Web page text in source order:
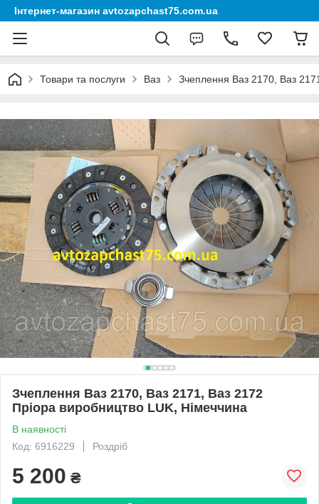
Інтернет-магазин avtozapchast75.com.ua
Товари та послуги Ваз Зчеплення Ваз 2170, Ваз
Зчеплення Ваз 2170, Ваз 2171, Ваз 2172
Пріора виробництво LUK, Німеччина
В наявності
Код: 6916229
Роздріб
5 200 ₴